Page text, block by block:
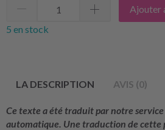
Ajouter
5 en stock
LA DESCRIPTION AVIS (0)
Ce texte a été traduit par notre
automatique. Une traduction de cette